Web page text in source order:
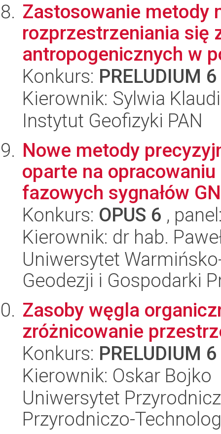
Zastosowanie metody
rozprzestrzeniania się
antropogenicznych w
Konkurs: PRELUDIUM 6
Kierownik: Sylwia
Instytut Geofizyki PAN
Nowe metody
oparte na
fazowych sygnałów
Konkurs: OPUS 6 ,
Kierownik: dr hab.
Uniwersytet
Geodezji i Gospodarki
Zasoby węgla
zróżnicowanie
Konkurs: PRELUDIUM 6
Kierownik: Oskar Bojko
Uniwersytet
Przyrodniczo-